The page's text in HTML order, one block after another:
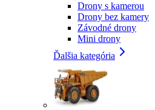
Drony s kamerou
Drony bez kamery
Závodné drony
Mini drony
Ďalšia kategória